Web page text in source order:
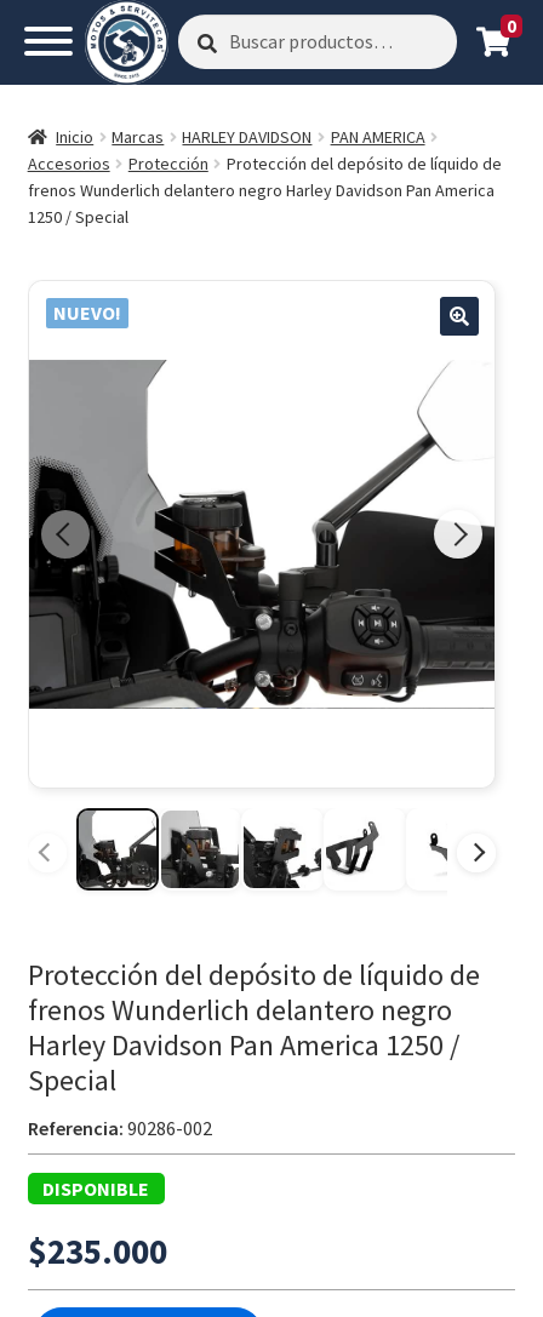
Buscar
por:
Buscar 0
Inicio Marcas HARLEY DAVIDSON
PAN AMERICA
Accesorios
Protección
Protección del depósito de líquido de
frenos Wunderlich delantero negro Harley Davidson Pan America
1250 / Special
NUEVO!
Protección del depósito de líquido de
frenos Wunderlich delantero negro
Harley Davidson Pan America 1250 /
Special
Referencia: 90286-002
DISPONIBLE
$235.000